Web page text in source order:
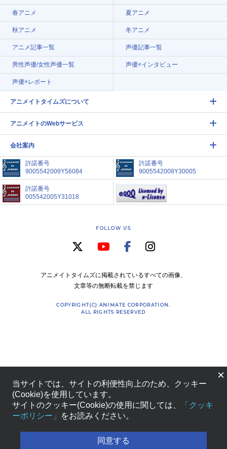
春アニメ 夏アニメ
秋アニメ 冬アニメ
アニメ記事一覧 声優記事一覧
男性声優/女性声優一覧 声優×インタビュー
声優×レポート
アニメイトタイムズについて
アニメイトのWebサービス
会社案内
許諾番号
9005542009Y56084
許諾番号
9005542008Y30005
許諾番号
005542005Y31018
FOLLOW US
アニメイトタイムズに掲載されているすべての画像、
文章等の無断転載を禁じます
COPYRIGHT(C) ANIMATE CORPORATION.
ALL RIGHTS RESERVED
×
当サイトでは、サイトの利便性向上のため、クッキー
(Cookie)を使用しています。
サイトのクッキー(Cookie)の使用に関しては、
「クッキ
ーポリシー」
をお読みください。
同意する